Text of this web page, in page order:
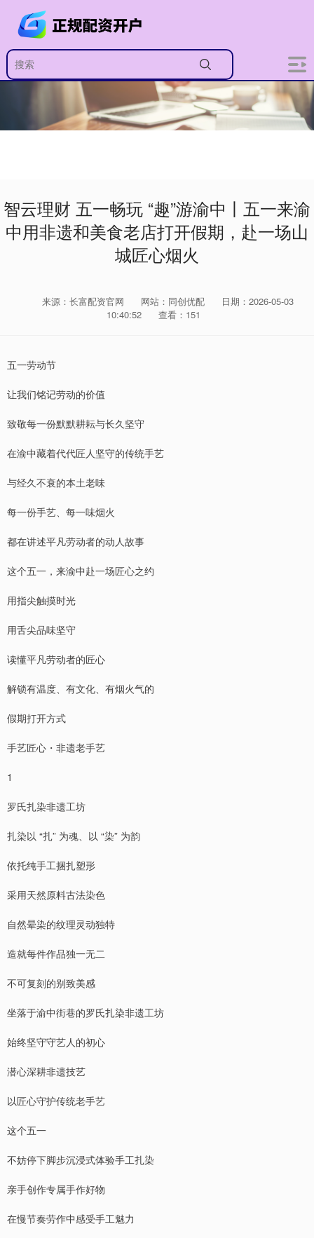
智云理财 五一畅玩 “趣”游渝中丨五一来渝
中用非遗和美食老店打开假期，赴一场山
城匠心烟火
来源：长富配资官网 网站：同创优配
日期：2026-05-03
10:40:52
查看：151
五一劳动节
让我们铭记劳动的价值
致敬每一份默默耕耘与长久坚守
在渝中藏着代代匠人坚守的传统手艺
与经久不衰的本土老味
每一份手艺、每一味烟火
都在讲述平凡劳动者的动人故事
这个五一，来渝中赴一场匠心之约
用指尖触摸时光
用舌尖品味坚守
读懂平凡劳动者的匠心
解锁有温度、有文化、有烟火气的
假期打开方式
手艺匠心・非遗老手艺
1
罗氏扎染非遗工坊
扎染以 “扎” 为魂、以 “染” 为韵
依托纯手工捆扎塑形
采用天然原料古法染色
自然晕染的纹理灵动独特
造就每件作品独一无二
不可复刻的别致美感
坐落于渝中街巷的罗氏扎染非遗工坊
始终坚守守艺人的初心
潜心深耕非遗技艺
以匠心守护传统老手艺
这个五一
不妨停下脚步沉浸式体验手工扎染
亲手创作专属手作好物
在慢节奏劳作中感受手工魅力